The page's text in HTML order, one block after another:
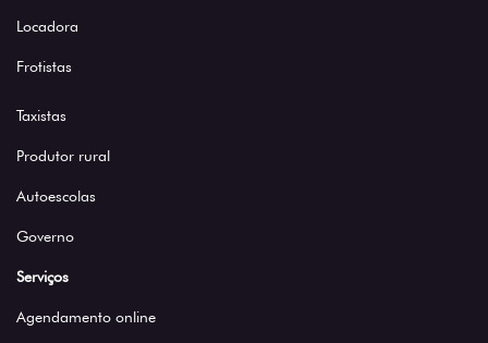
Locadora
Frotistas
Taxistas
Produtor rural
Autoescolas
Governo
Serviços
Agendamento online